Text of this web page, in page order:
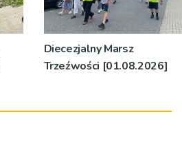
Diecezjalny Marsz
Trzeźwości [01.08.2026]